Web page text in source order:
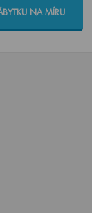
NA MÍRU